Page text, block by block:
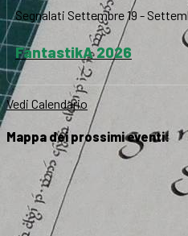
Segnalati Settembre 19 -
FantastikA 2026
Vedi Calendario
Mappa dei prossimi eventi: